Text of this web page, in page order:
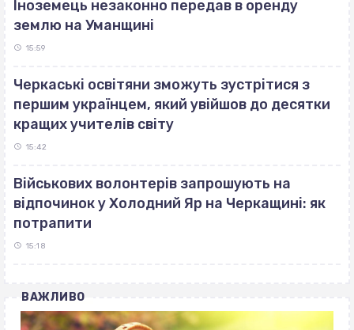
Іноземець незаконно передав в оренду
землю на Уманщині
15:59
Черкаські освітяни зможуть зустрітися з
першим українцем, який увійшов до десятки
кращих учителів світу
15:42
Військових волонтерів запрошують на
відпочинок у Холодний Яр на Черкащині: як
потрапити
15:18
ВАЖЛИВО